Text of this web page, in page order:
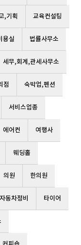
,기획 교육컨설팅
용실 법률사무소
세무,회계,관세사무소
점 숙박업,펜션
서비스업종
에어컨 여행사
웨딩홀
의원 한의원
자동차정비 타이어